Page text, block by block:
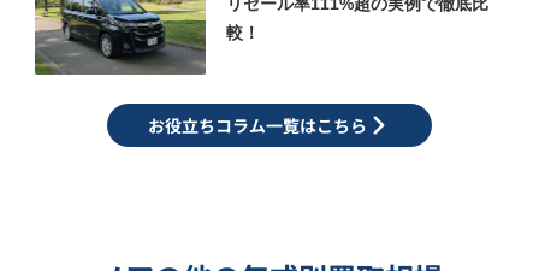
較！
お役立ちコラム一覧はこちら